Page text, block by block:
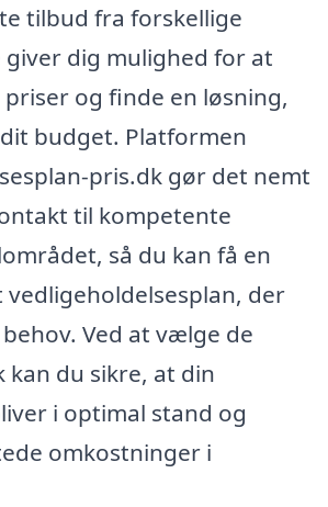
tilbud fra forskellige
dig mulighed for at
og finde en løsning,
budget. Platformen
pris.dk gør det nemt
til kompetente
så du kan få en
der
Ved at vælge de
du sikre, at din
i optimal stand og
omkostninger i